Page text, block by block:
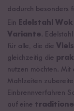
dadurch besonders
Ein Edelstahl Wok
Variante.
für alle, die die
gleichzeitig die
nutzen möchten. Mit
Mahlzeiten
Einbrennverfahren
auf eine